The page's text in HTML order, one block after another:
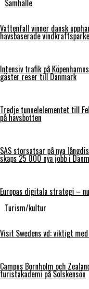
Samhälle
Vattenfall vinner dansk
havsbaserade
Intensiv trafik på
gäster reser till Danmark
Tredje tunnelelementet till
på havsbotten
SAS storsatsar på nya
skaps 25 000 nya jobb i
Europas digitala strategi –
Turism/kultur
Visit Swedens vd: viktigt
Campus Bornholm och
turistakademi på Solskensön